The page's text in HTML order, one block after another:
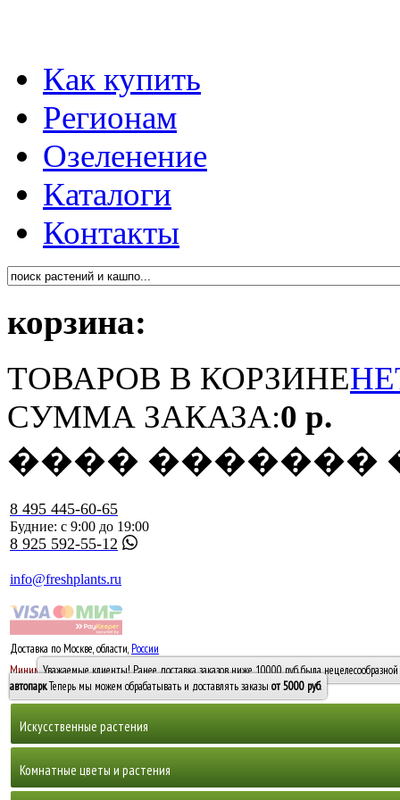
Как купить
Регионам
Озеленение
Каталоги
Контакты
корзина:
ТОВАРОВ В КОРЗИНЕ
СУММА ЗАКАЗА:0 р.
���� �������
8 495 445-60-65
Будние: с 9:00 до 19:00
8 925 592-55-12
info@freshplants.ru
Доставка по Москве, области, России
Минимальный заказ -10 0005000 руб.
Уважаемые клиенты! Ранее доставка заказов ниже 10000 руб. была
автопарк. Теперь мы можем обрабатывать и доставлять заказы от 5000 руб.
Искусственные растения
Горшечные растения, кусты и мох
Комнатные цветы и растения